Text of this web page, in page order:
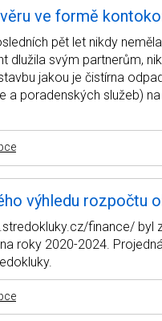
ve formě
pět let nikdy
dlužila svým partnerům,
jakou je čistírna
a poradenských služeb)
výhledu rozpočtu
finance/ byl
roky 2020-2024.